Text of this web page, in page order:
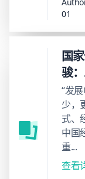
国
骏
“发
少，
式、
中国
重...
查看